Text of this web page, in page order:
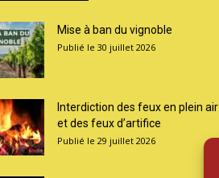
Mise à ban du vignoble
30 juillet 2026
Interdiction des feux en plein air
et des feux d’artifice
29 juillet 2026